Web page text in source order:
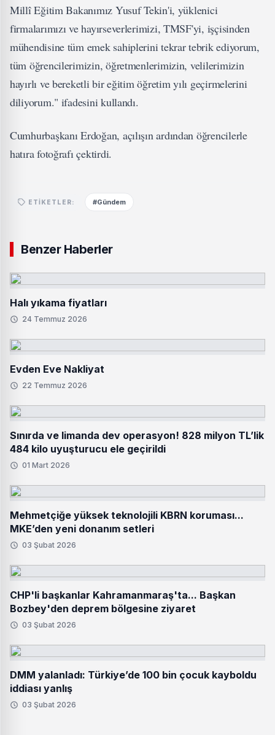
Millî Eğitim Bakanımız Yusuf Tekin'i, yüklenici
firmalarımızı ve hayırseverlerimizi, TMSF'yi, işçisinden
mühendisine tüm emek sahiplerini tekrar tebrik ediyorum,
tüm öğrencilerimizin, öğretmenlerimizin, velilerimizin
hayırlı ve bereketli bir eğitim öğretim yılı geçirmelerini
diliyorum." ifadesini kullandı.
Cumhurbaşkanı Erdoğan, açılışın ardından öğrencilerle
hatıra fotoğrafı çektirdi.
ETIKETLER: #Gündem
Benzer Haberler
Halı yıkama fiyatları
24 Temmuz 2026
Evden Eve Nakliyat
22 Temmuz 2026
Sınırda ve limanda dev operasyon! 828 milyon TL’lik
484 kilo uyuşturucu ele geçirildi
01 Mart 2026
Mehmetçiğe yüksek teknolojili KBRN koruması...
MKE’den yeni donanım setleri
03 Şubat 2026
CHP'li başkanlar Kahramanmaraş'ta... Başkan
Bozbey'den deprem bölgesine ziyaret
03 Şubat 2026
DMM yalanladı: Türkiye’de 100 bin çocuk kayboldu
iddiası yanlış
03 Şubat 2026